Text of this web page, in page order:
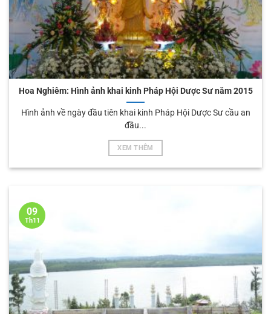
Hoa Nghiêm: Hình ảnh khai kinh Pháp Hội Dược Sư năm 2015
Hình ảnh về ngày đầu tiên khai kinh Pháp Hội Dược Sư cầu an
đầu...
XEM THÊM
09
Th11